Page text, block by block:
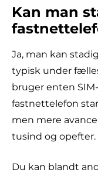
Kan man
Ja, man kan
typisk under
bruger enten
fastnettelefon
men mere
tusind og opefter.
Du kan blandt